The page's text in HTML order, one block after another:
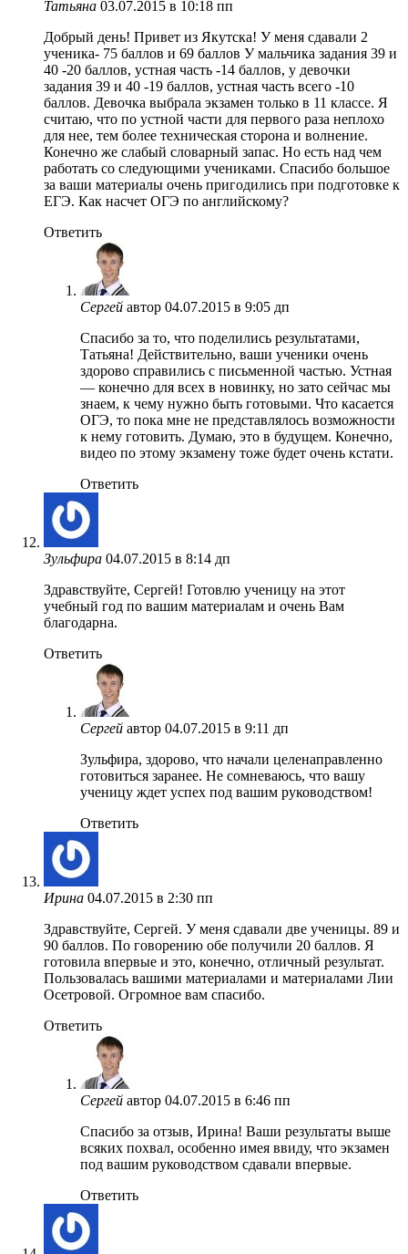
Татьяна 03.07.2015 в 10:18 пп
Добрый день! Привет из Якутска! У меня сдавали 2
ученика- 75 баллов и 69 баллов У мальчика задания 39 и
40 -20 баллов, устная часть -14 баллов, у девочки
задания 39 и 40 -19 баллов, устная часть всего -10
баллов. Девочка выбрала экзамен только в 11 классе. Я
считаю, что по устной части для первого раза неплохо
для нее, тем более техническая сторона и волнение.
Конечно же слабый словарный запас. Но есть над чем
работать со следующими учениками. Спасибо большое
за ваши материалы очень пригодились при подготовке к
ЕГЭ. Как насчет ОГЭ по английскому?
Ответить
Сергей автор 04.07.2015 в 9:05 дп
Спасибо за то, что поделились результатами,
Татьяна! Действительно, ваши ученики очень
здорово справились с письменной частью. Устная
— конечно для всех в новинку, но зато сейчас мы
знаем, к чему нужно быть готовыми. Что касается
ОГЭ, то пока мне не представлялось возможности
к нему готовить. Думаю, это в будущем. Конечно,
видео по этому экзамену тоже будет очень кстати.
Ответить
Зульфира 04.07.2015 в 8:14 дп
Здравствуйте, Сергей! Готовлю ученицу на этот
учебный год по вашим материалам и очень Вам
благодарна.
Ответить
Сергей автор 04.07.2015 в 9:11 дп
Зульфира, здорово, что начали целенаправленно
готовиться заранее. Не сомневаюсь, что вашу
ученицу ждет успех под вашим руководством!
Ответить
Ирина 04.07.2015 в 2:30 пп
Здравствуйте, Сергей. У меня сдавали две ученицы. 89 и
90 баллов. По говорению обе получили 20 баллов. Я
готовила впервые и это, конечно, отличный результат.
Пользовалась вашими материалами и материалами Лии
Осетровой. Огромное вам спасибо.
Ответить
Сергей автор 04.07.2015 в 6:46 пп
Спасибо за отзыв, Ирина! Ваши результаты выше
всяких похвал, особенно имея ввиду, что экзамен
под вашим руководством сдавали впервые.
Ответить